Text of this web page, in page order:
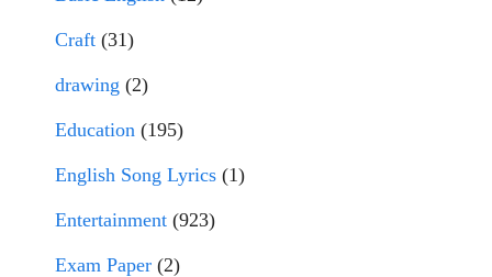
Craft (31)
drawing (2)
Education (195)
English Song Lyrics (1)
Entertainment (923)
Exam Paper (2)